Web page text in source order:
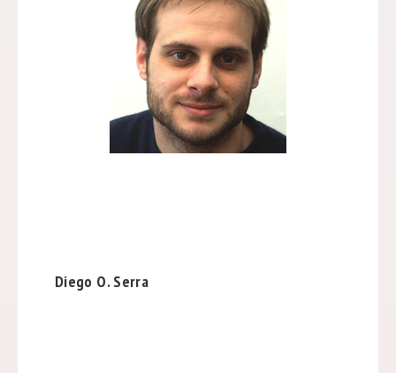
Diego O. Serra